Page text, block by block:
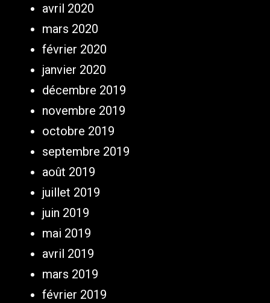
avril 2020
mars 2020
février 2020
janvier 2020
décembre 2019
novembre 2019
octobre 2019
septembre 2019
août 2019
juillet 2019
juin 2019
mai 2019
avril 2019
mars 2019
février 2019